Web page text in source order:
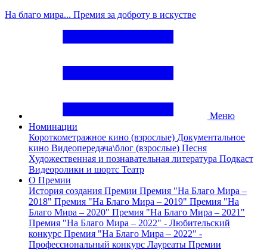
На благо мира... Премия за доброту в искустве
Меню
Номинации
Короткометражное кино (взрослые) Документальное
кино Видеопередача\блог (взрослые) Песня
Художественная и познавательная литература Подкаст
Видеоролики и шортс Театр
О Премии
История создания Премии Премия "На Благо Мира –
2018" Премия "На Благо Мира – 2019" Премия "На
Благо Мира – 2020" Премия "На Благо Мира – 2021"
Премия "На Благо Мира – 2022" - Любительский
конкурс Премия "На Благо Мира – 2022" -
Профессиональный конкурс Лауреаты Премии